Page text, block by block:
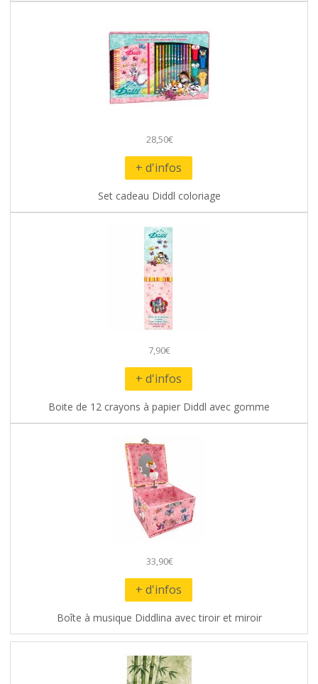
28,50€
+ d'infos
Set cadeau Diddl coloriage
7,90€
+ d'infos
Boite de 12 crayons à papier Diddl avec gomme
33,90€
+ d'infos
Boîte à musique Diddlina avec tiroir et miroir